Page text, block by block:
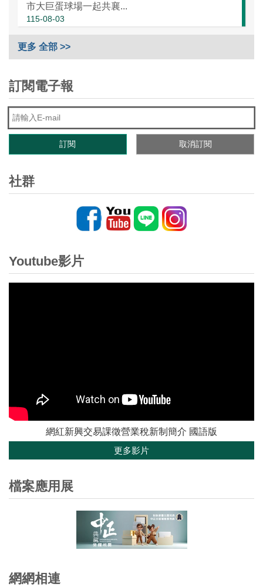
市大巨蛋球場一起共襄...
115-08-03
更多 全部 >>
訂閱電子報
社群
Youtube影片
網紅新興交易課徵營業稅新制簡介 國語版
更多影片
檔案應用展
網網相連